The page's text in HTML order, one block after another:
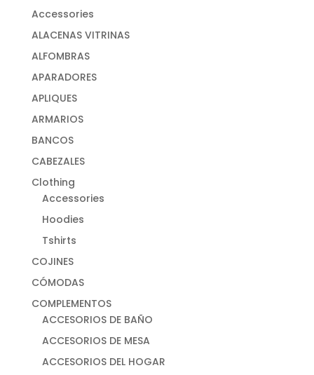
Accessories
ALACENAS VITRINAS
ALFOMBRAS
APARADORES
APLIQUES
ARMARIOS
BANCOS
CABEZALES
Clothing
Accessories
Hoodies
Tshirts
COJINES
CÓMODAS
COMPLEMENTOS
ACCESORIOS DE BAÑO
ACCESORIOS DE MESA
ACCESORIOS DEL HOGAR